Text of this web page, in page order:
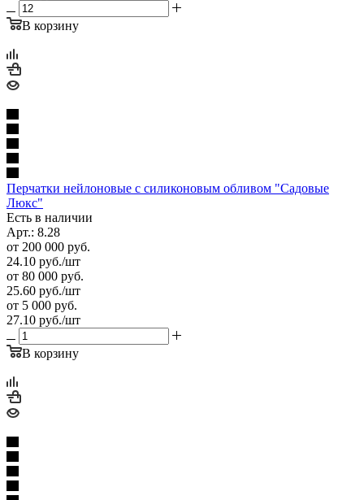
В корзину
Перчатки нейлоновые с силиконовым обливом "Садовые
Люкс"
Есть в наличии
Арт.: 8.28
от 200 000 руб.
24.10 руб./шт
от 80 000 руб.
25.60 руб./шт
от 5 000 руб.
27.10 руб./шт
В корзину